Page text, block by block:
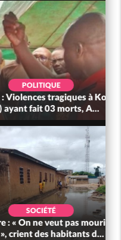
à Kossandji
morts, A...
pas mourir chez
d...